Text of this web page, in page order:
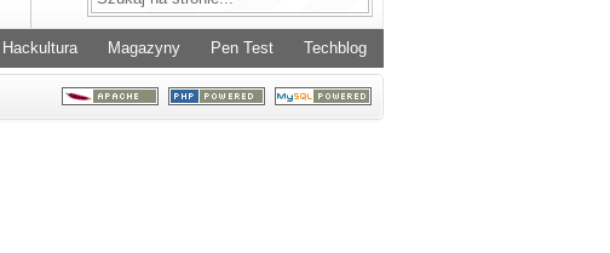
Hackultura Magazyny Pen Test Techblog